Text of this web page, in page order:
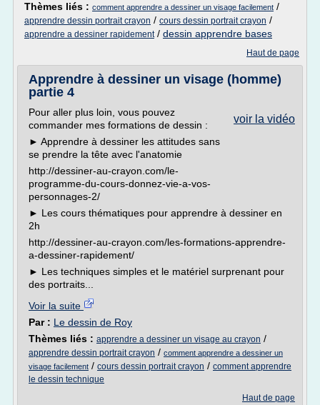
Thèmes liés : comment apprendre a dessiner un visage facilement /
apprendre dessin portrait crayon / cours dessin portrait crayon /
apprendre a dessiner rapidement/ dessin apprendre bases
Haut de page
Apprendre à dessiner un visage (homme)
partie 4
voir la vidéo
Pour aller plus loin, vous pouvez
commander mes formations de dessin :
► Apprendre à dessiner les attitudes sans
se prendre la tête avec l'anatomie
http://dessiner-au-crayon.com/le-
programme-du-cours-donnez-vie-a-vos-
personnages-2/
► Les cours thématiques pour apprendre à dessiner en
2h
http://dessiner-au-crayon.com/les-formations-apprendre-
a-dessiner-rapidement/
► Les techniques simples et le matériel surprenant pour
des portraits...
Voir la suite
Par : Le dessin de Roy
Thèmes liés : apprendre a dessiner un visage au crayon /
apprendre dessin portrait crayon / comment apprendre a dessiner un
visage facilement / cours dessin portrait crayon / comment apprendre
le dessin technique
Haut de page